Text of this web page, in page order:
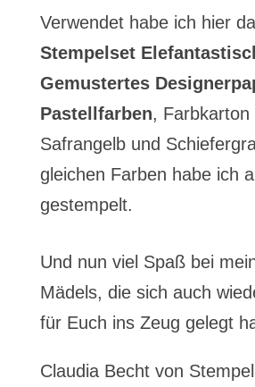
Verwendet habe ich hier
Stempelset
Gemustertes
Pastellfarben, Farbkarton
Safrangelb und
gleichen Farben habe ich
gestempelt.
Und nun viel Spaß bei
Mädels, die sich auch
für Euch ins Zeug gelegt
Claudia Becht von